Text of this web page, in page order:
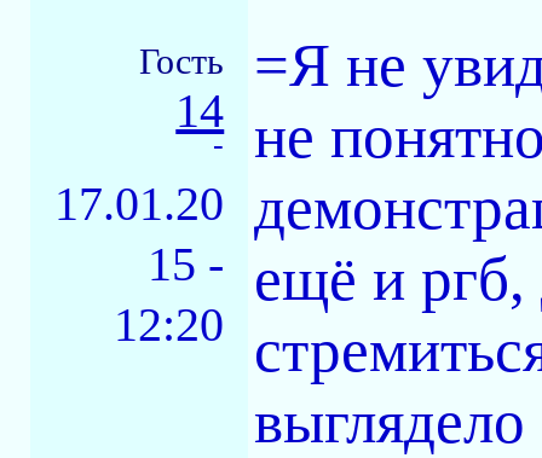
Гость
14
-
17.01.20
15 -
12:20
=Я не
не
ещё и